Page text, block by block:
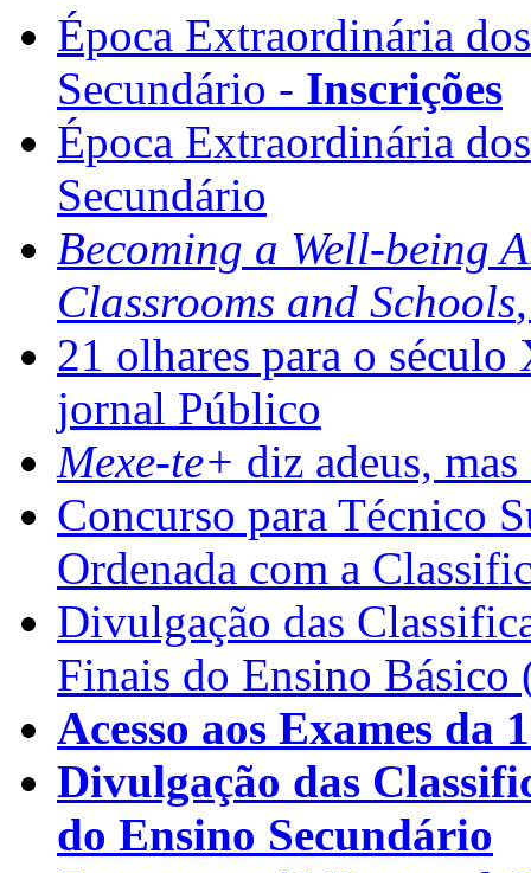
Época Extraordinária
Secundário - Inscrições
Época Extraordinária
Secundário
Becoming a Well-being
Classrooms and Schools
21 olhares para o
jornal Público
Mexe-te+ diz adeus,
Concurso para Técnico
Ordenada com a
Divulgação das
Finais do Ensino Básico
Acesso aos Exames da
Divulgação das
do Ensino Secundário